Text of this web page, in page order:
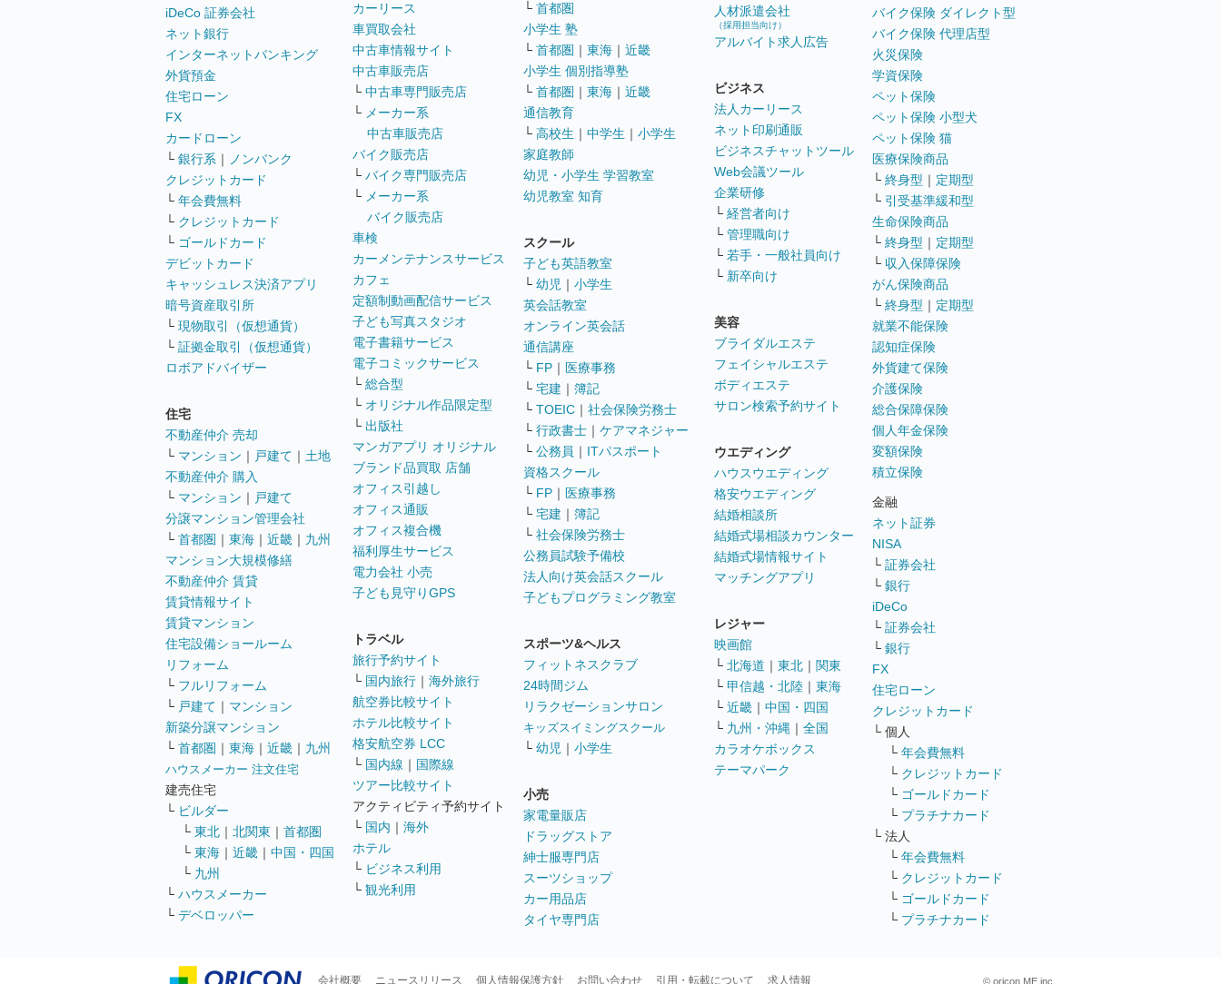
iDeCo 証券会社
ネット銀行
インターネットバンキング
外貨預金
住宅ローン
FX
カードローン
└ 銀行系 ｜
ノンバンク
クレジットカード
└ 年会費無料
└ クレジットカード
└ ゴールドカード
デビットカード
キャッシュレス決済アプリ
暗号資産取引所
└ 現物取引（仮想通貨）
└ 証拠金取引（仮想通貨）
ロボアドバイザー
住宅
不動産仲介 売却
└ マンション ｜ 戸建て ｜ 土地
不動産仲介 購入
└ マンション ｜ 戸建て
分譲マンション管理会社
└ 首都圏 ｜ 東海 ｜ 近畿 ｜ 九州
マンション大規模修繕
不動産仲介 賃貸
賃貸情報サイト
賃貸マンション
住宅設備ショールーム
リフォーム
└ フルリフォーム
└ 戸建て ｜ マンション
新築分譲マンション
└ 首都圏 ｜ 東海 ｜ 近畿 ｜ 九州
ハウスメーカー 注文住宅
建売住宅
└ ビルダー
└ 東北 ｜ 北関東 ｜ 首都圏
└ 東海 ｜ 近畿 ｜ 中国・四国
└ 九州
└ ハウスメーカー
└ デベロッパー
カーリース
車買取会社
中古車情報サイト
中古車販売店
└ 中古車専門販売店
└ メーカー系
中古車販売店
バイク販売店
└ バイク専門販売店
└ メーカー系
バイク販売店
車検
カーメンテナンスサービス
カフェ
定額制動画配信サービス
子ども写真スタジオ
電子書籍サービス
電子コミックサービス
└ 総合型
└ オリジナル作品限定型
└ 出版社
マンガアプリ オリジナル
ブランド品買取 店舗
オフィス引越し
オフィス通販
オフィス複合機
福利厚生サービス
電力会社 小売
子ども見守りGPS
トラベル
旅行予約サイト
└ 国内旅行 ｜ 海外旅行
航空券比較サイト
ホテル比較サイト
格安航空券 LCC
└ 国内線 ｜ 国際線
ツアー比較サイト
アクティビティ予約サイト
└ 国内 ｜ 海外
ホテル
└ ビジネス利用
└ 観光利用
└ 首都圏
小学生 塾
└ 首都圏 ｜ 東海 ｜ 近畿
小学生 個別指導塾
└ 首都圏 ｜ 東海 ｜ 近畿
通信教育
└ 高校生 ｜ 中学生 ｜ 小学生
家庭教師
幼児・小学生 学習教室
幼児教室 知育
スクール
子ども英語教室
└ 幼児 ｜ 小学生
英会話教室
オンライン英会話
通信講座
└ FP ｜ 医療事務
└ 宅建 ｜ 簿記
└ TOEIC ｜ 社会保険労務士
└ 行政書士 ｜ ケアマネジャー
└ 公務員 ｜ ITパスポート
資格スクール
└ FP ｜ 医療事務
└ 宅建 ｜ 簿記
└ 社会保険労務士
公務員試験予備校
法人向け英会話スクール
子どもプログラミング教室
スポーツ&ヘルス
フィットネスクラブ
24時間ジム
リラクゼーションサロン
キッズスイミングスクール
└ 幼児 ｜ 小学生
小売
家電量販店
ドラッグストア
紳士服専門店
スーツショップ
カー用品店
タイヤ専門店
人材派遣会社
（採用担当向け）
アルバイト求人広告
ビジネス
法人カーリース
ネット印刷通販
ビジネスチャットツール
Web会議ツール
企業研修
└ 経営者向け
└ 管理職向け
└ 若手・一般社員向け
└ 新卒向け
美容
ブライダルエステ
フェイシャルエステ
ボディエステ
サロン検索予約サイト
ウエディング
ハウスウエディング
格安ウエディング
結婚相談所
結婚式場相談カウンター
結婚式場情報サイト
マッチングアプリ
レジャー
映画館
└ 北海道 ｜ 東北 ｜ 関東
└ 甲信越・北陸 ｜ 東海
└ 近畿 ｜ 中国・四国
└ 九州・沖縄 ｜ 全国
カラオケボックス
テーマパーク
バイク保険 ダイレクト型
バイク保険 代理店型
火災保険
学資保険
ペット保険
ペット保険 小型犬
ペット保険 猫
医療保険商品
└ 終身型 ｜ 定期型
└ 引受基準緩和型
生命保険商品
└ 終身型 ｜ 定期型
└ 収入保障保険
がん保険商品
└ 終身型 ｜ 定期型
就業不能保険
認知症保険
外貨建て保険
介護保険
総合保障保険
個人年金保険
変額保険
積立保険
金融
ネット証券
NISA
└ 証券会社
└ 銀行
iDeCo
└ 証券会社
└ 銀行
FX
住宅ローン
クレジットカード
└ 個人
└ 年会費無料
└ クレジットカード
└ ゴールドカード
└ プラチナカード
└ 法人
└ 年会費無料
└ クレジットカード
└ ゴールドカード
└ プラチナカード
会社概要 ニュースリリース 個人情報保護方針 お問い合わせ 引用・転載について 求人情報 © oricon ME inc.